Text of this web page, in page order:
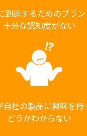
到達するためのブラ
十分な認知度がない
自社の製品に興味を持
どうかわからない